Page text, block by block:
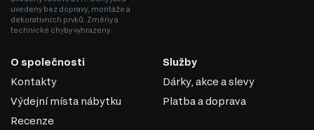
Design může být doplněn o koberce se vzory, obrazy, vázy, doplňky
ve vikingském stylu, ručně vyráběné dřevěné předměty;
Skandinávský styl je vždy spojen s čistým vzduchem a svěžím
světla, nejlépe s panoramatickými okny a volným prostorem;
zkombinovat s pastelovými tóny. Jemná růžová, modrá, šedá,
zelená a oranžová bude ideální;
není ze stejné řady. Měl by být uspořádán minimalisticky, ale
uvedeny bez dopravy, montáže a
dekorativních prvků. Změny a
technické chyby vyhrazeny.
O společnosti
Kontakty
Výdejní místa nábytku
Recenze
Služby
Dárky, akce a slevy
Platba a doprava